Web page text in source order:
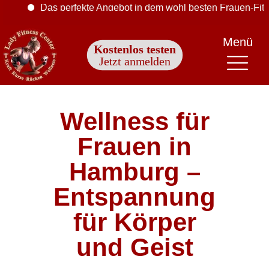
perfekte Angebot in dem wohl besten Frauen-
Kostenlos testen
Jetzt anmelden
Menü
Wellness für
Frauen in
Hamburg –
Entspannung
für Körper
und Geist